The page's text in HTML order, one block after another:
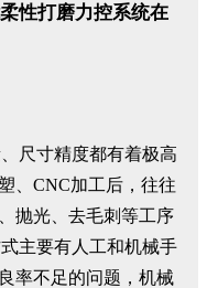
性打磨力控系统在
尺寸精度都有着极高
、CNC加工后，往往
抛光、去毛刺等工序
主要有人工和机械手
率不足的问题，机械